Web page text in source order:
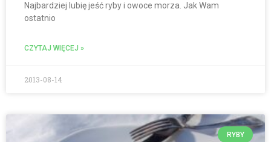
Najbardziej lubię jeść ryby i owoce morza. Jak Wam
ostatnio
CZYTAJ WIĘCEJ »
2013-08-14
RYBY